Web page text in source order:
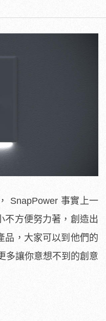
SnapPower 事實上一
不方便努力著，創造出
品，大家可以到他們的
多讓你意想不到的創意